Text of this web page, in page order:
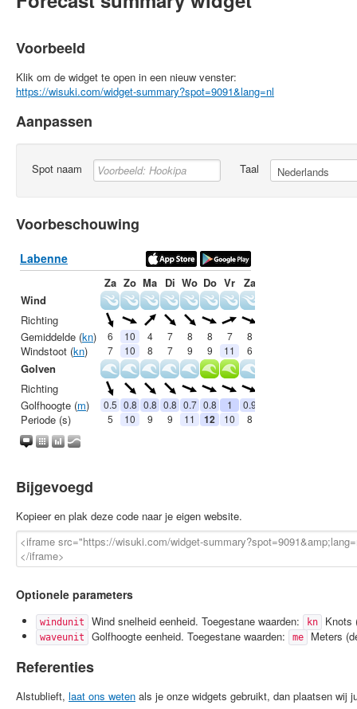
Voorbeeld
Klik om de widget te open in een nieuw venster:
https://wisuki.com/widget-summary?spot=9091&lang=nl
Aanpassen
Spot naam Taal
Voorbeschouwing
Bijgevoegd
Kopieer en plak deze code naar je eigen website.
Optionele parameters
windunit Wind snelheid eenheid. Toegestane waarden: kn Knots
waveunit Golfhoogte eenheid. Toegestane waarden: me Meters
Referenties
Alstublieft, laat ons weten als je onze widgets gebruikt, dan plaatsen wij